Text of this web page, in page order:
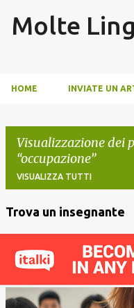
Molte
HOME INVIATE UN
Visualizzazione dei
occupazione
VISUALIZZA TUTTI
t
Trova un insegnante